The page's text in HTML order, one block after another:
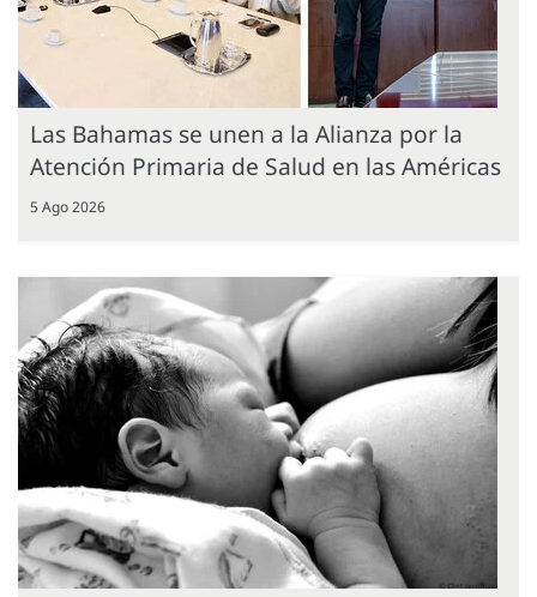
Las Bahamas se unen a la Alianza por la
Atención Primaria de Salud en las Américas
5 Ago 2026